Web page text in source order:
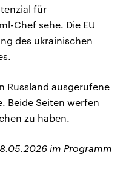
für
Chef sehe. Die EU
des ukrainischen
Russland ausgerufene
Beide Seiten werfen
zu haben.
im Programm